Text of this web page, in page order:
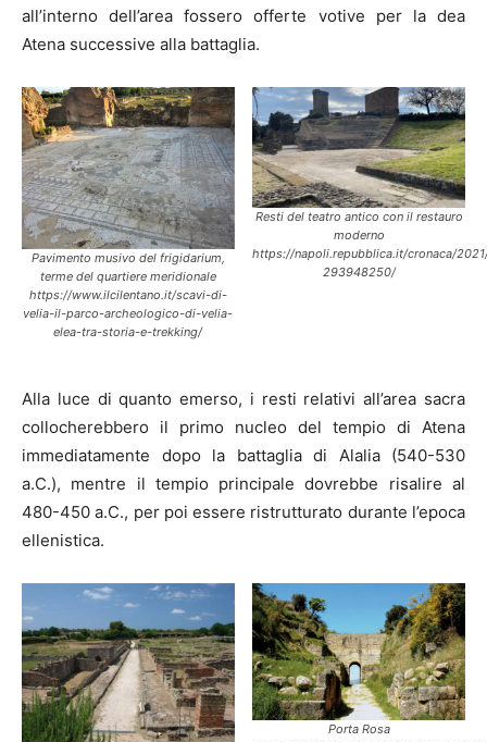
all’interno dell’area fossero offerte votive per la dea
Atena successive alla battaglia.
Pavimento musivo del frigidarium,
terme del quartiere meridionale
https://www.ilcilentano.it/scavi-di-
velia-il-parco-archeologico-di-velia-
elea-tra-storia-e-trekking/
Resti del teatro antico con il restauro
moderno
https://napoli.repubblica.it/cronaca/
293948250/
Alla luce di quanto emerso, i resti relativi all’area sacra
collocherebbero il primo nucleo del tempio di Atena
immediatamente dopo la battaglia di Alalia (540-530
a.C.), mentre il tempio principale dovrebbe risalire al
480-450 a.C., per poi essere ristrutturato durante l’epoca
ellenistica.
Porta Rosa